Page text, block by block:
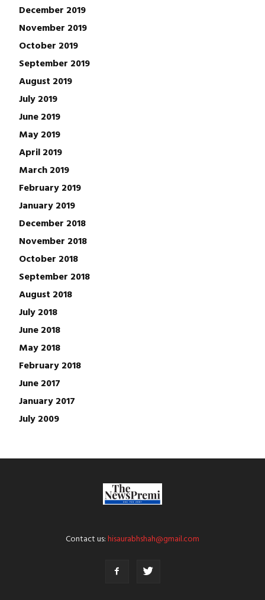
December 2019
November 2019
October 2019
September 2019
August 2019
July 2019
June 2019
May 2019
April 2019
March 2019
February 2019
January 2019
December 2018
November 2018
October 2018
September 2018
August 2018
July 2018
June 2018
May 2018
February 2018
June 2017
January 2017
July 2009
Contact us:hisaurabhshah@gmail.com